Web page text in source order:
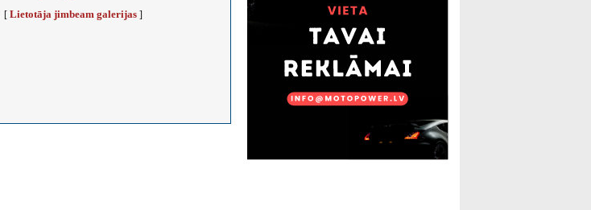
[ Lietotāja jimbeam galerijas]